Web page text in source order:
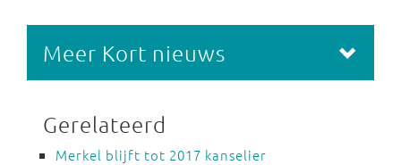
Meer Kort nieuws
Gerelateerd
Merkel blijft tot 2017 kanselier